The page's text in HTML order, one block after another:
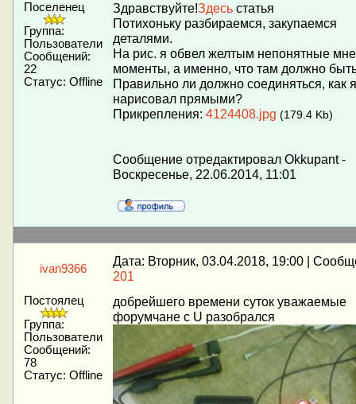
Поселенец
Группа:
Пользователи
Сообщений:
22
Статус: Offline
Здравствуйте!Здесь статья
Потихоньку разбираемся, закупаемся
деталями.
На рис. я обвел желтым непонятные мне
моменты, а именно, что там должно
Правильно ли должно соединяться, как я
нарисовал прямыми?
Прикрепления: 4124408.jpg (179.4 Kb)
Сообщение отредактировал Okkupant-
Воскресенье, 22.06.2014, 11:01
ivan9366
Дата: Вторник, 03.04.2018, 19:00 |
201
Постоялец
Группа:
Пользователи
Сообщений:
78
Статус: Offline
добрейшего времени суток уважаемые
форумчане с U разобрался